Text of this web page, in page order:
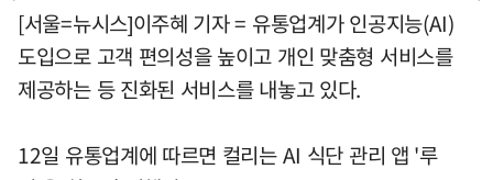
[서울=뉴시스]이주혜 기자 = 유통업계가 인공지능(AI)
도입으로 고객 편의성을 높이고 개인 맞춤형 서비스를
제공하는 등 진화된 서비스를 내놓고 있다.
12일 유통업계에 따르면 컬리는 AI 식단 관리 앱 '루